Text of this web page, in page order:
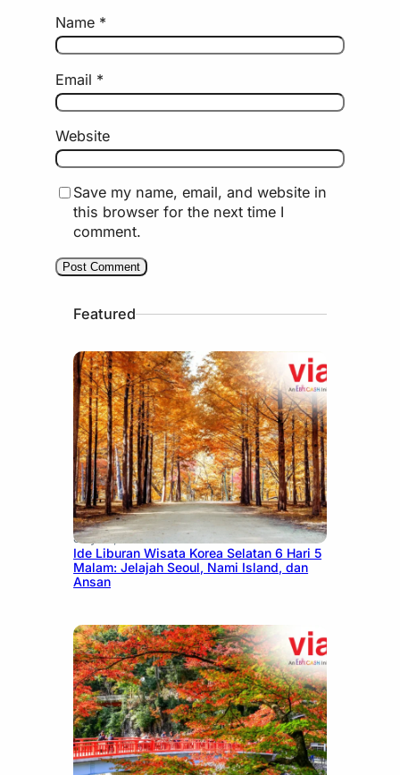
Name *
Email *
Website
Save my name, email, and website in
this browser for the next time I
comment.
Featured
July 15, 2026
Ide Liburan Wisata Korea Selatan 6 Hari 5
Malam: Jelajah Seoul, Nami Island, dan
Ansan